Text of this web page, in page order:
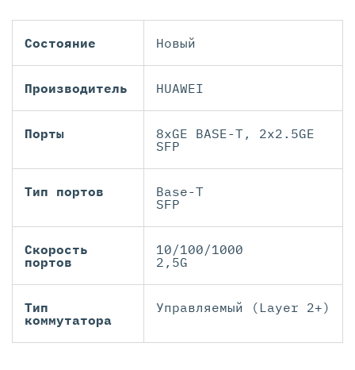
Состояние Новый
Производитель HUAWEI
Порты
8xGE BASE-T, 2x2.5GE
SFP
Тип портов
Base-T
SFP
Скорость
портов
10/100/1000
2,5G
Тип
коммутатора
Управляемый (Layer 2+)